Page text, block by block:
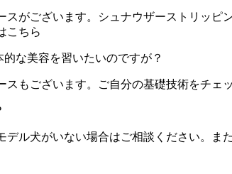
スがございます。シュナウザーストリッ
こちら
的な美容を習いたいのですが？
スもございます。ご自分の基礎技術をチェ
ル犬がいない場合はご相談ください。ま